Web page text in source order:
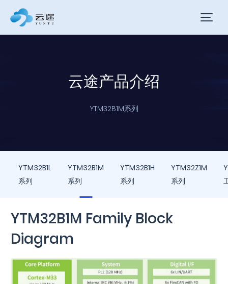
云途产品介绍
YTM32B1M系列
YTM32B1L
系列
YTM32B1M
系列
YTM32B1H
系列
YTM32Z1M
系列
YTM32B1M Family Block
Diagram